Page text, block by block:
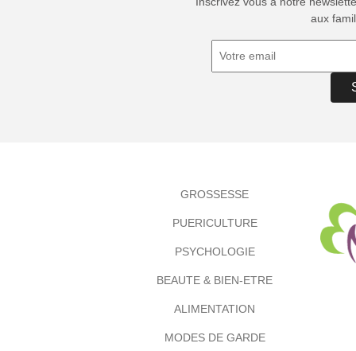
aux
GROSSESSE
PUERICULTURE
PSYCHOLOGIE
BEAUTE & BIEN-ETRE
ALIMENTATION
MODES DE GARDE